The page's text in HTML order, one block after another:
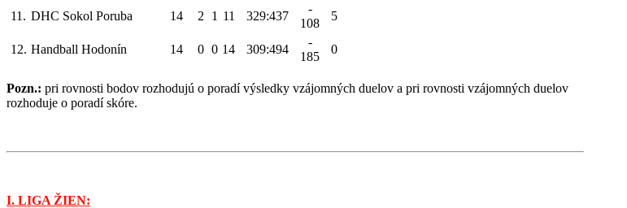
11. DHC Sokol Poruba 14 2 1 11 329:437
-
108
5
12. Handball Hodonín 14 0 0 14 309:494
-
185
0
Pozn.: pri rovnosti bodov rozhodujú o poradí výsledky vzájomných duelov a pri rovnosti vzájomných duelov
rozhoduje o poradí skóre.
I. LIGA ŽIEN: